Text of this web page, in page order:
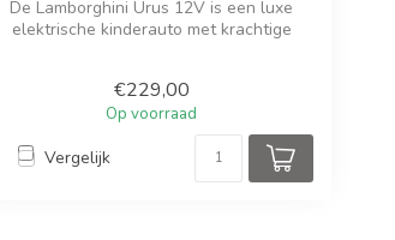
De Lamborghini Urus 12V is een luxe
elektrische kinderauto met krachtige
€229,00
Op voorraad
Vergelijk